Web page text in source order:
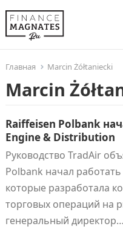
Главная Marcin Żółtaniecki
Marcin
Raiffeisen Polbank
Engine & Distribution
Руководство TradAir
Polbank начал
которые разработала
торговых операций на
генеральный директор…